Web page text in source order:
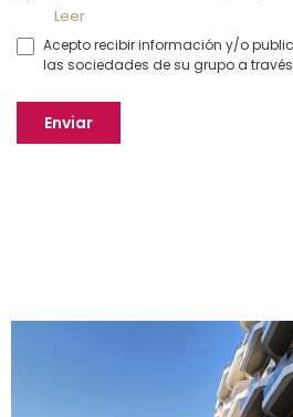
Leer
Acepto recibir información y/o
las sociedades de su grupo a